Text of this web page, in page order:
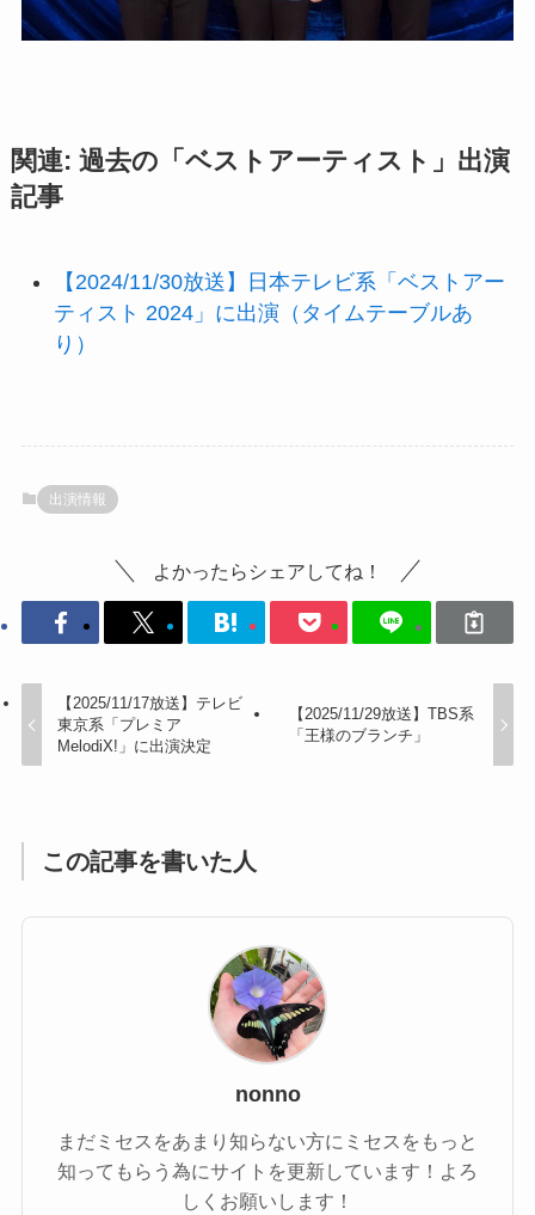
関連: 過去の「ベストアーティスト」出演
記事
【2024/11/30放送】日本テレビ系「ベストアー
ティスト 2024」に出演（タイムテーブルあ
り）
出演情報
よかったらシェアしてね！
【2025/11/17放送】テレビ
東京系「プレミア
MelodiX!」に出演決定
【2025/11/29放送】TBS系
「王様のブランチ」
この記事を書いた人
nonno
まだミセスをあまり知らない方にミセスをもっと
知ってもらう為にサイトを更新しています！よろ
しくお願いします！